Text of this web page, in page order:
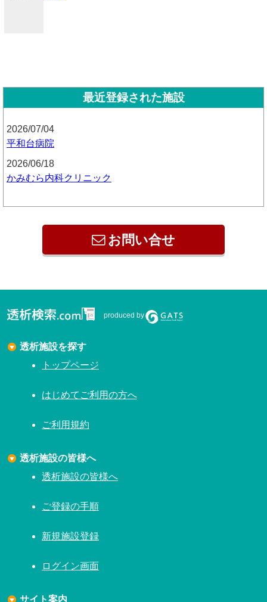
最近登録された施設
2026/07/04
平和台病院
2026/06/18
かみむら内科クリニック
お問い合せ
produced by
透析施設を探す
トップページ
はじめてご利用の方へ
ご利用規約
透析施設の皆様へ
透析施設の皆様へ
ご登録の手順
新規施設登録
ログイン画面
サイト案内